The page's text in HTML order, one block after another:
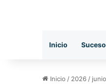
Inicio
Inicio / 2026 / junio